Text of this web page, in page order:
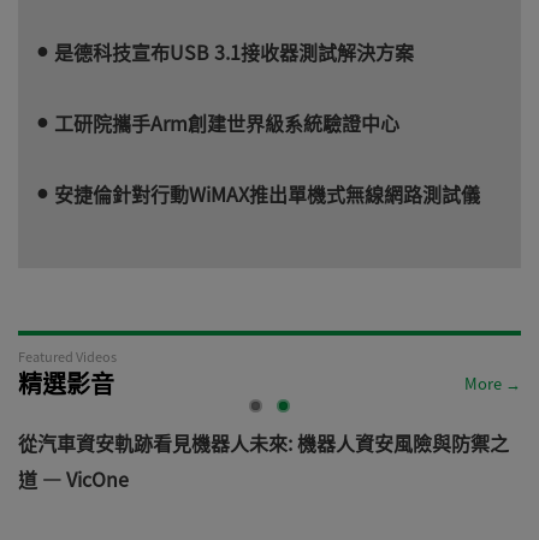
是德科技宣布USB 3.1接收器測試解決方案
工研院攜手Arm創建世界級系統驗證中心
安捷倫針對行動WiMAX推出單機式無線網路測試儀
Featured Videos
精選影音 More →
從汽車資安軌跡看見機器人未來: 機器人資安風險與防禦之
道 — VicOne